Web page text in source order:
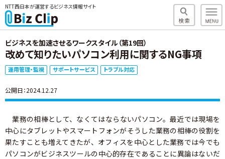
NTT西日本が運営するビジネス情報サイト
ビジネスを加速させるワークスタイル（第19回）
改めて知りたいパソコン利用に関するNG事項
運用管理・監視 サポートサービス トラブル対応
公開日：2024.12.27
業務の相棒として、なくてはならないパソコン。最近では現場を
中心にタブレットやスマートフォンがそうした業務の相棒の役割を
果たすことも増えてきたが、オフィスを中心とした業務では今でも
パソコンがビジネスツールの中心的存在であることに異論はないだ